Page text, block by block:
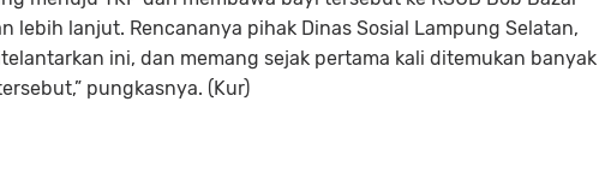
lebih lanjut. Rencananya pihak Dinas Sosial Lampung Selatan,
ini, dan memang sejak pertama kali ditemukan banyak
pungkasnya. (Kur)